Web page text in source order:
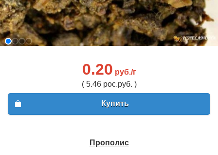
0.20 руб./г
( 5.46 рос.руб. )
Купить
Прополис